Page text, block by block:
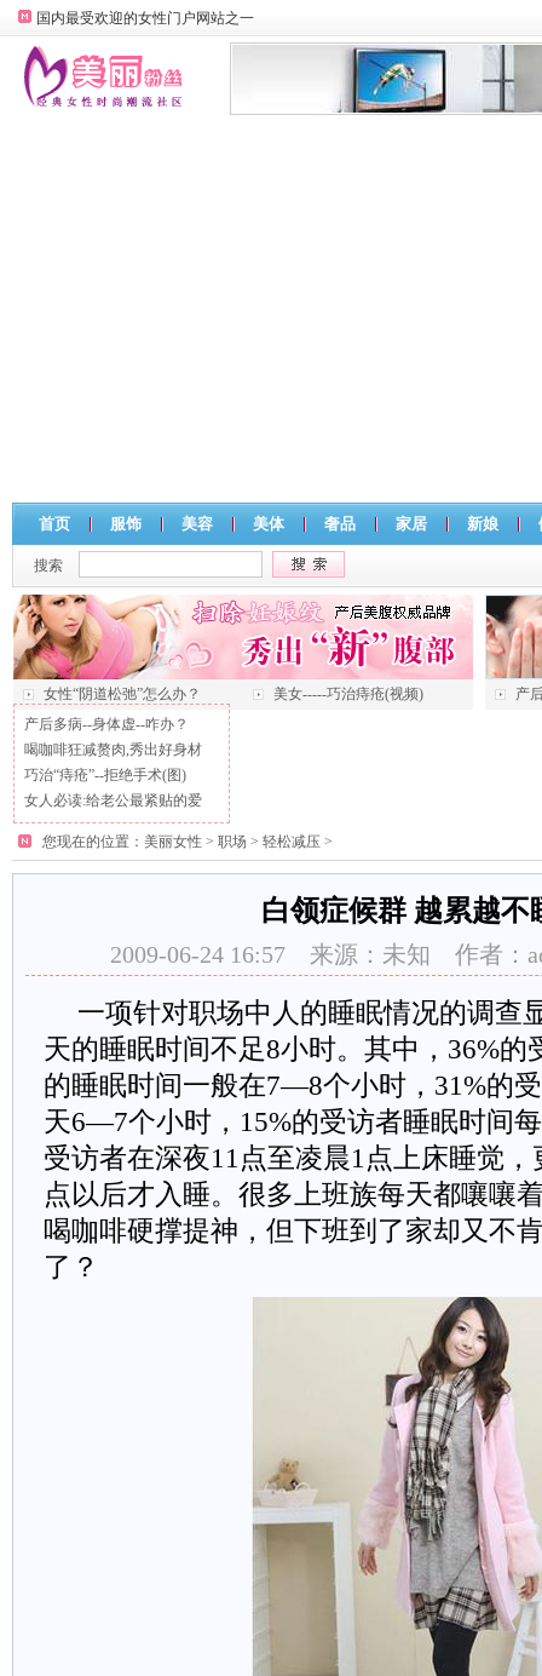
国内最受欢迎的女性门户网站之一
首页 服饰 美容 美体 奢品 家居 新娘
搜索
女性“阴道松弛”怎么办？ 美女-----巧治痔疮(视频)
产
产后多病--身体虚--咋办？
喝咖啡狂减赘肉,秀出好身材
巧治“痔疮”--拒绝手术(图)
女人必读:给老公最紧贴的爱
您现在的位置： 美丽女性 > 职场 > 轻松减压 >
白领症候群 越累越不
2009-06-24 16:57 来源：未知 作者
一项针对职场中人的睡眠情况的调查
天的睡眠时间不足8小时。其中，36%的
的睡眠时间一般在7—8个小时，31%的
天6—7个小时，15%的受访者睡眠时间
受访者在深夜11点至凌晨1点上床睡觉
点以后才入睡。很多上班族每天都嚷嚷
喝咖啡硬撑提神，但下班到了家却又不
了？